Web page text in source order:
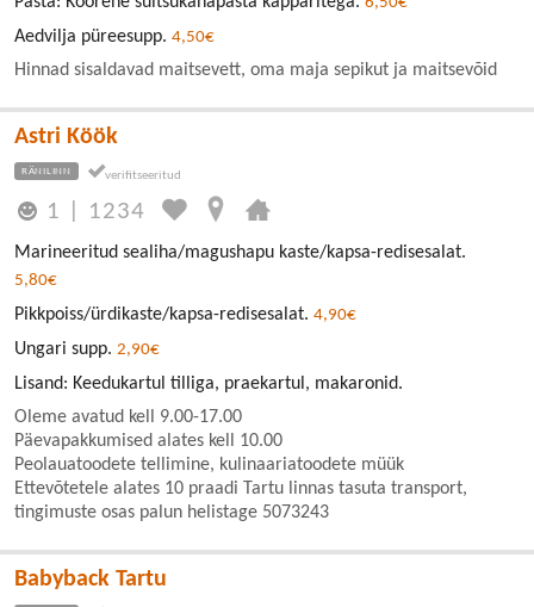
Aedvilja püreesupp. 4,50€
Hinnad sisaldavad maitsevett, oma maja sepikut ja maitsevõid
Astri Köök
RÄNILINN
1 1234
Marineeritud sealiha/magushapu kaste/kapsa-redisesalat.
5,80€
Pikkpoiss/ürdikaste/kapsa-redisesalat. 4,90€
Ungari supp. 2,90€
Lisand: Keedukartul tilliga, praekartul, makaronid.
Oleme avatud kell 9.00-17.00
Päevapakkumised alates kell 10.00
Peolauatoodete tellimine, kulinaariatoodete müük
Ettevõtetele alates 10 praadi Tartu linnas tasuta transport,
tingimuste osas palun helistage 5073243
Babyback Tartu